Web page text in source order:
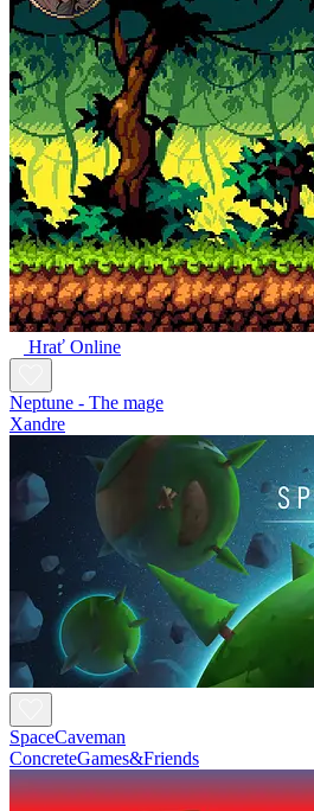
Hrať Online
Neptune - The mage
Xandre
SpaceCaveman
ConcreteGames&Friends